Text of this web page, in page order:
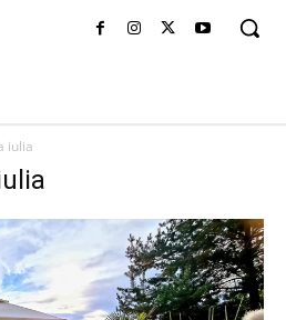
iulia